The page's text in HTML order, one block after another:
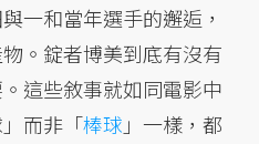
一和當年選手的邂逅，
。錠者博美到底有沒有
這些敘事就如同電影中
而非「棒球 」一樣，都